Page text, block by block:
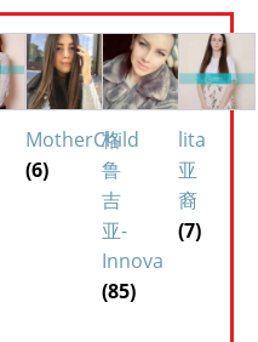
MotherChild
(6)
格
鲁
吉
亚-
Innova
(85)
lita
亚
裔
(7)